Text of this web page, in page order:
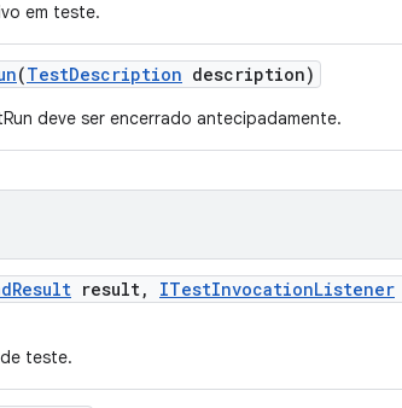
em teste.
(TestDescription description)
deve ser encerrado antecipadamente.
Result result, ITestInvocationListener
teste.